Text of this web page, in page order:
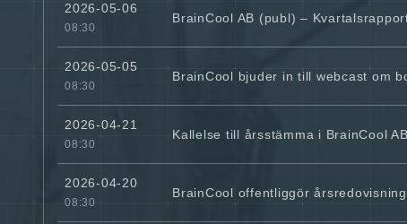
2026-05-06
08:30
BrainCool AB (publ) –
2026-05-05
08:30
BrainCool bjuder in till webcast om
2026-04-21
08:30
Kallelse till årsstämma i BrainCool
2026-04-20
08:30
BrainCool offentliggör